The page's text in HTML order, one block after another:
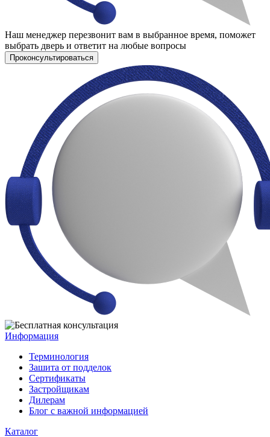
Наш менеджер перезвонит вам в выбранное время, поможет
выбрать дверь и ответит на любые вопросы
Проконсультироваться
Информация
Терминология
Зашита от подделок
Сертификаты
Застройщикам
Дилерам
Блог с важной информацией
Каталог